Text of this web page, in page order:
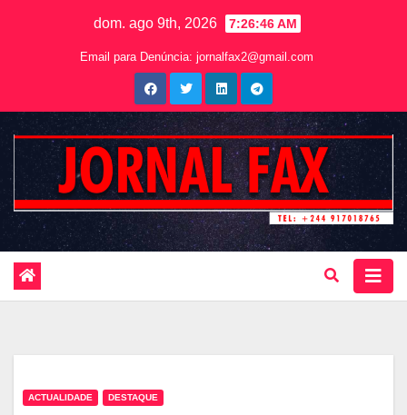
dom. ago 9th, 2026 7:26:47 AM
Email para Denúncia: jornalfax2@gmail.com
ACTUALIDADE DESTAQUE